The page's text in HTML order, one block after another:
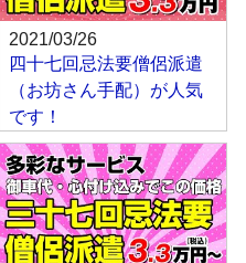
2021/03/26
四十七回忌法要僧侶派遣
（お坊さん手配）が人気
です！